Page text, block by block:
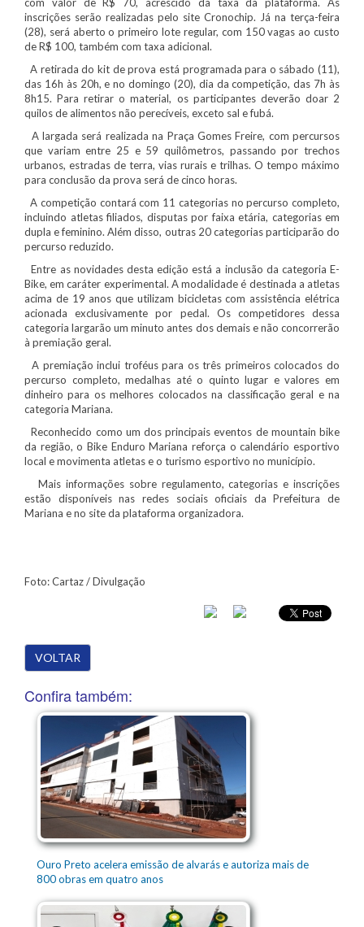
inscrições serão realizadas pelo site Cronochip. Já na terça-feira
(28), será aberto o primeiro lote regular, com 150 vagas ao custo
de R$ 100, também com taxa adicional.
A retirada do kit de prova está programada para o sábado (11),
das 16h às 20h, e no domingo (20), dia da competição, das 7h às
8h15. Para retirar o material, os participantes deverão doar 2
quilos de alimentos não perecíveis, exceto sal e fubá.
A largada será realizada na Praça Gomes Freire, com percursos
que variam entre 25 e 59 quilômetros, passando por trechos
urbanos, estradas de terra, vias rurais e trilhas. O tempo máximo
para conclusão da prova será de cinco horas.
A competição contará com 11 categorias no percurso completo,
incluindo atletas filiados, disputas por faixa etária, categorias em
dupla e feminino. Além disso, outras 20 categorias participarão do
percurso reduzido.
Entre as novidades desta edição está a inclusão da categoria E-
Bike, em caráter experimental. A modalidade é destinada a atletas
acima de 19 anos que utilizam bicicletas com assistência elétrica
acionada exclusivamente por pedal. Os competidores dessa
categoria largarão um minuto antes dos demais e não concorrerão
à premiação geral.
A premiação inclui troféus para os três primeiros colocados do
percurso completo, medalhas até o quinto lugar e valores em
dinheiro para os melhores colocados na classificação geral e na
categoria Mariana.
Reconhecido como um dos principais eventos de mountain bike
da região, o Bike Enduro Mariana reforça o calendário esportivo
local e movimenta atletas e o turismo esportivo no município.
Mais informações sobre regulamento, categorias e inscrições
estão disponíveis nas redes sociais oficiais da Prefeitura de
Mariana e no site da plataforma organizadora.
Foto: Cartaz / Divulgação
VOLTAR
Confira também:
Ouro Preto acelera emissão de alvarás e autoriza mais de
800 obras em quatro anos